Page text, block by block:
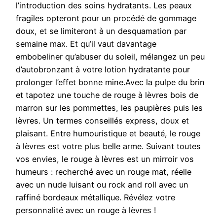
l’introduction des soins hydratants. Les peaux
fragiles opteront pour un procédé de gommage
doux, et se limiteront à un desquamation par
semaine max. Et qu’il vaut davantage
embobeliner qu’abuser du soleil, mélangez un peu
d’autobronzant à votre lotion hydratante pour
prolonger l’effet bonne mine.Avec la pulpe du brin
et tapotez une touche de rouge à lèvres bois de
marron sur les pommettes, les paupières puis les
lèvres. Un termes conseillés express, doux et
plaisant. Entre humouristique et beauté, le rouge
à lèvres est votre plus belle arme. Suivant toutes
vos envies, le rouge à lèvres est un mirroir vos
humeurs : recherché avec un rouge mat, réelle
avec un nude luisant ou rock and roll avec un
raffiné bordeaux métallique. Révélez votre
personnalité avec un rouge à lèvres !